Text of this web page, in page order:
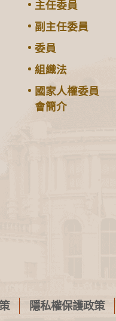
主任委員
副主任委員
委員
組織法
國家人權委員
會簡介
隱私權保護政策